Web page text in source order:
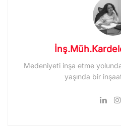
Medeniyeti inşa etme
yaşında bir